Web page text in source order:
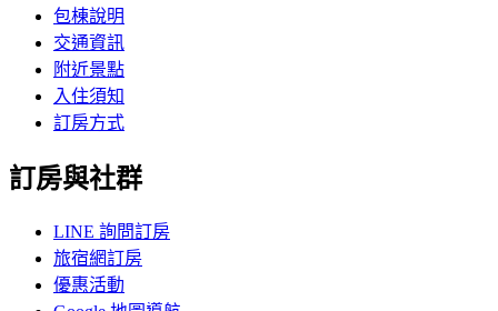
包棟說明
交通資訊
附近景點
入住須知
訂房方式
訂房與社群
LINE 詢問訂房
旅宿網訂房
優惠活動